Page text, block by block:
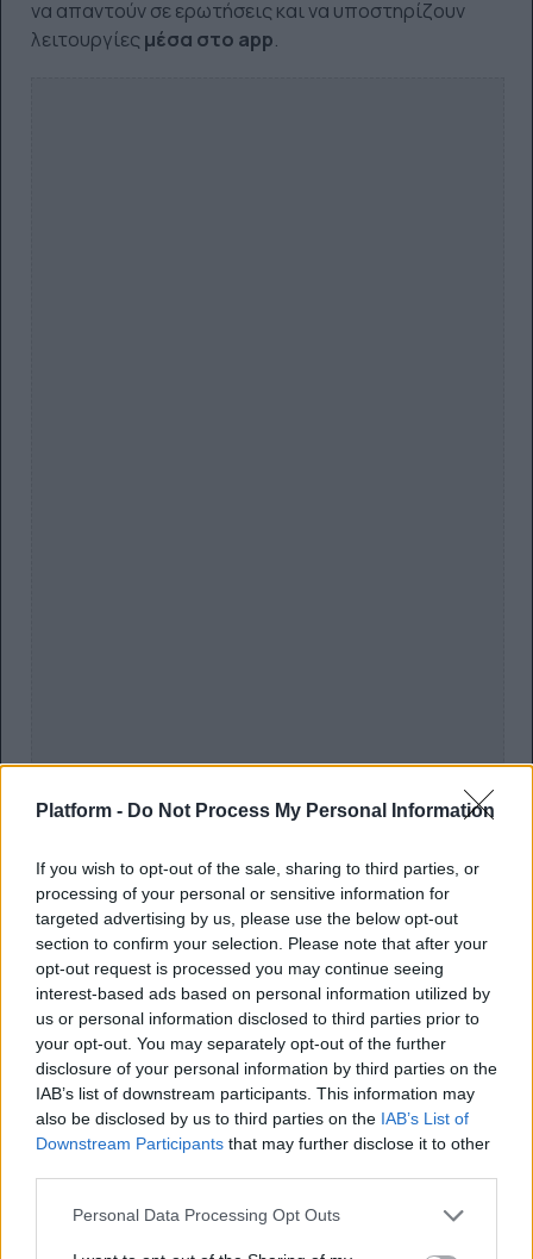
Platform - Do Not Process My Personal Information
If you wish to opt-out of the sale, sharing to third parties, or
processing of your personal or sensitive information for
targeted advertising by us, please use the below opt-out
section to confirm your selection. Please note that after your
opt-out request is processed you may continue seeing
interest-based ads based on personal information utilized by
us or personal information disclosed to third parties prior to
your opt-out. You may separately opt-out of the further
disclosure of your personal information by third parties on the
IAB’s list of downstream participants. This information may
also be disclosed by us to third parties on the IAB’s List of
Downstream Participants that may further disclose it to other
Personal Data Processing Opt Outs
να απαντούν σε ερωτήσεις και να υποστηρίζουν
λειτουργίες μέσα στο app.
Για να λειτουργήσουν τέτοιες δυνατότητες μέσα σε
έναπεριβάλλον συνομιλίας, συνήθωςαπαιτείται
ένα πλαίσιο τεχνικής πρόσβασηςστο
περιεχόμενο ή σε τμήματα της συνομιλίας, ανάλογα
με το πώς έχει σχεδιαστεί η υπηρεσία. Με την
τέτοιων λειτουργιών στα dms.